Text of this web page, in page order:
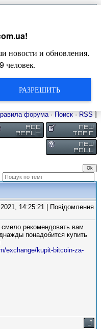
форума· Поиск · RSS ]
14:25:21 | Повідомлення
смело рекомендовать вам
понадобится купить
exchange/kupit-bitcoin-za-
!
новости и обновления.
человек.
РАЗРЕШИТЬ